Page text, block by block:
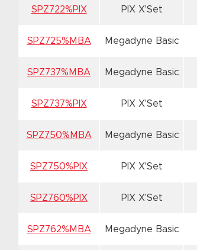
SPZ722%PIX PIX X'Set
SPZ725%MBA Megadyne Basic
SPZ737%MBA Megadyne Basic
SPZ737%PIX PIX X'Set
SPZ750%MBA Megadyne Basic
SPZ750%PIX PIX X'Set
SPZ760%PIX PIX X'Set
SPZ762%MBA Megadyne Basic